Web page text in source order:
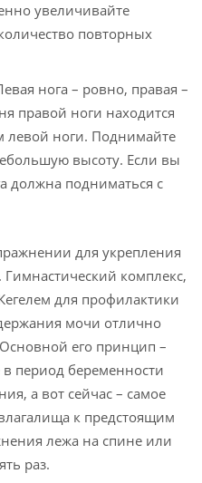
увеличивайте
повторных
нога – ровно, правая –
правой ноги находится
левой ноги. Поднимайте
высоту. Если вы
должна подниматься с
для укрепления
комплекс,
для профилактики
мочи отлично
его принцип –
период беременности
а вот сейчас – самое
к предстоящим
лежа на спине или
раз.